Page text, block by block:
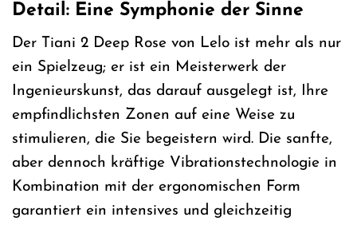
Detail: Eine Symphonie der Sinne
Der Tiani 2 Deep Rose von Lelo ist mehr als nur
ein Spielzeug; er ist ein Meisterwerk der
Ingenieurskunst, das darauf ausgelegt ist, Ihre
empfindlichsten Zonen auf eine Weise zu
stimulieren, die Sie begeistern wird. Die sanfte,
aber dennoch kräftige Vibrationstechnologie in
Kombination mit der ergonomischen Form
garantiert ein intensives und gleichzeitig